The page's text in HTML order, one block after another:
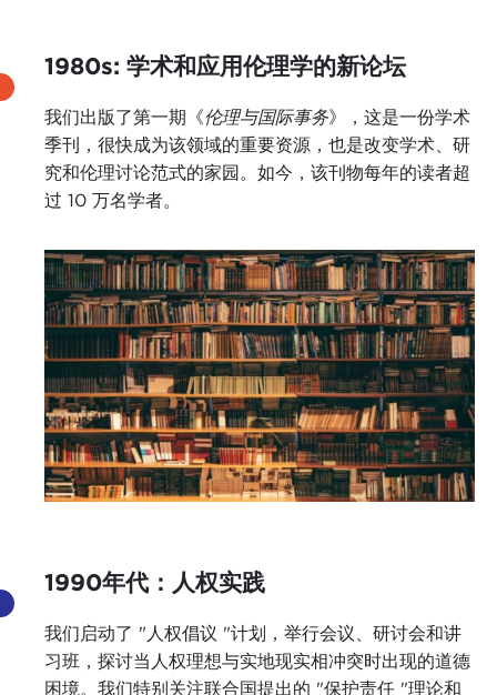
1980s: 学术和应用伦理学的新论坛
我们出版了第一期《伦理与国际事务》，这是一份学术
季刊，很快成为该领域的重要资源，也是改变学术、研
究和伦理讨论范式的家园。如今，该刊物每年的读者超
过 10 万名学者。
1990年代：人权实践
我们启动了 "人权倡议 "计划，举行会议、研讨会和讲
习班，探讨当人权理想与实地现实相冲突时出现的道德
困境。我们特别关注联合国提出的 "保护责任 "理论和